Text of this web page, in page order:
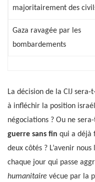
majoritairement des
Gaza ravagée par les
bombardements
La décision de la CIJ
à infléchir la position
négociations ? Ou ne
guerre sans fin qui a déjà
deux côtés ? L’avenir
chaque jour qui passe
humanitaire vécue par la